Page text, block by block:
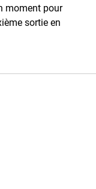
moment pour
sortie en